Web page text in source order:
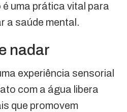
uma prática vital para
a saúde mental.
nadar
experiência sensorial
com a água libera
que promovem